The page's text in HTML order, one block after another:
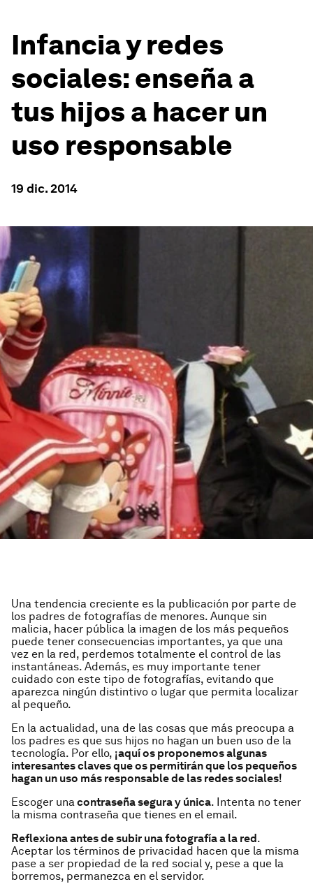
Infancia y redes
sociales: enseña a
tus hijos a hacer un
uso responsable
19 dic. 2014
Una tendencia creciente es la publicación por parte de
los padres de fotografías de menores. Aunque sin
malicia, hacer pública la imagen de los más pequeños
puede tener consecuencias importantes, ya que una
vez en la red, perdemos totalmente el control de las
instantáneas. Además, es muy importante tener
cuidado con este tipo de fotografías, evitando que
aparezca ningún distintivo o lugar que permita localizar
al pequeño.
En la actualidad, una de las cosas que más preocupa a
los padres es que sus hijos no hagan un buen uso de la
tecnología. Por ello, ¡aquí os proponemos algunas
interesantes claves que os permitirán que los pequeños
hagan un uso más responsable de las redes sociales!
Escoger unacontraseña segura y única. Intenta no tener
la misma contraseña que tienes en el email.
Reflexiona antes de subir una fotografía a la red.
Aceptar los términos de privacidad hacen que la misma
pase a ser propiedad de la red social y, pese a que la
borremos, permanezca en el servidor.